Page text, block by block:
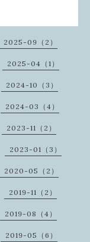
2025-09（2）
2025-04（1）
2024-10（3）
2024-03（4）
2023-11（2）
2023-01（3）
2020-05（2）
2019-11（2）
2019-08（4）
2019-05（6）